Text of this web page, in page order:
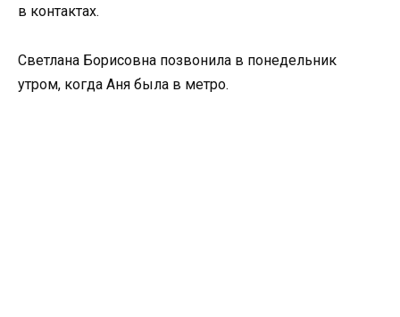
в контактах.
Светлана Борисовна позвонила в понедельник
утром, когда Аня была в метро.